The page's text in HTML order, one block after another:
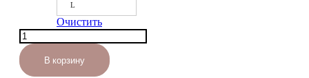
L
Очистить
Количество
товара
Туника
для
В корзину